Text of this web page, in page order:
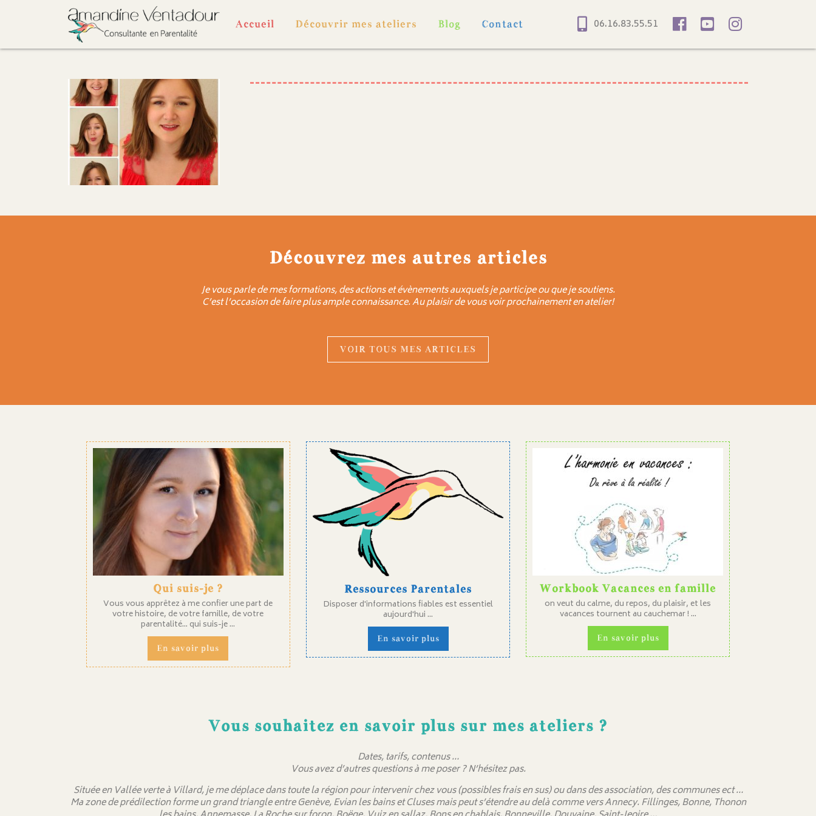
Accueil Découvrir mes ateliers Blog Contact 06.16.83.55.51
Découvrez mes autres articles
Je vous parle de mes formations, des actions et évènements auxquels je participe ou que je soutiens.
C’est l’occasion de faire plus ample connaissance. Au plaisir de vous voir prochainement en atelier!
VOIR TOUS MES ARTICLES
Qui suis-je ?
Vous vous apprêtez à me confier une part de
votre histoire, de votre famille, de votre
parentalité... qui suis-je ...
En savoir plus
Ressources Parentales
Disposer d'informations fiables est essentiel
aujourd'hui ...
En savoir plus
Workbook Vacances en famille
on veut du calme, du repos, du plaisir, et les
vacances tournent au cauchemar ! ...
En savoir plus
Vous souhaitez en savoir plus sur mes ateliers ?
Dates, tarifs, contenus …
Vous avez d’autres questions à me poser ? N’hésitez pas.
Située en Vallée verte à Villard, je me déplace dans toute la région pour intervenir chez vous (possibles frais en sus) ou dans des association, des communes ect …
Ma zone de prédilection forme un grand triangle entre Genève, Evian les bains et Cluses mais peut s’étendre au delà comme vers Annecy. Fillinges, Bonne, Thonon